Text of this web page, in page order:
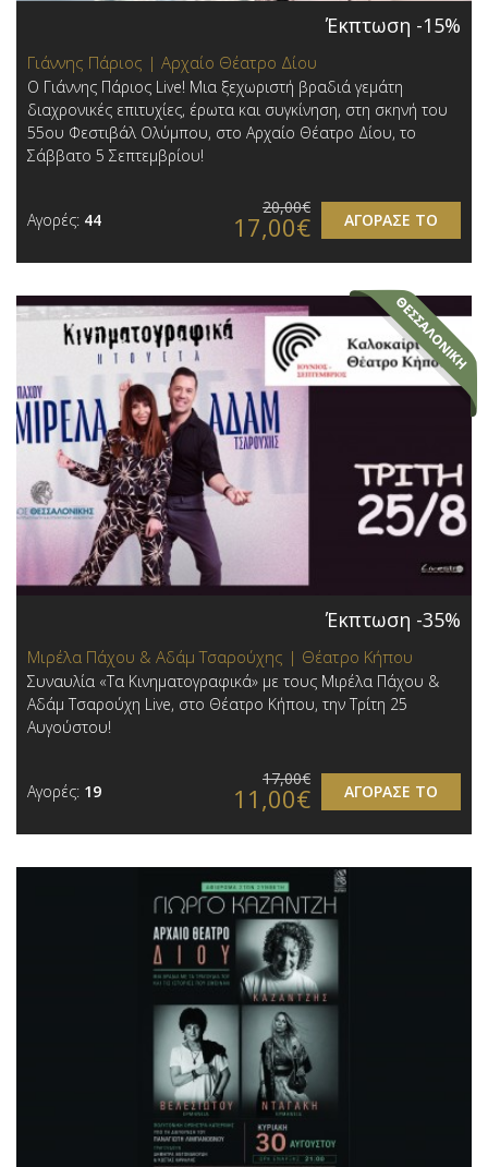
Έκπτωση -15%
Γιάννης Πάριος | Αρχαίο Θέατρο Δίου
Ο Γιάννης Πάριος Live! Μια ξεχωριστή βραδιά γεμάτη
διαχρονικές επιτυχίες, έρωτα και συγκίνηση, στη σκηνή του
55ου Φεστιβάλ Ολύμπου, στο Αρχαίο Θέατρο Δίου, το
Σάββατο 5 Σεπτεμβρίου!
Αγορές: 44 ΑΓΟΡΑΣΕ ΤΟ
20,00€
17,00€
Έκπτωση -35%
Μιρέλα Πάχου & Αδάμ Τσαρούχης | Θέατρο Κήπου
Συναυλία «Τα Κινηματογραφικά» με τους Μιρέλα Πάχου &
Αδάμ Τσαρούχη Live, στο Θέατρο Κήπου, την Τρίτη 25
Αυγούστου!
Αγορές: 19 ΑΓΟΡΑΣΕ ΤΟ
17,00€
11,00€